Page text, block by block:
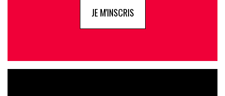
JE M'INSCRIS